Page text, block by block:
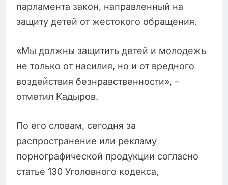
парламента закон, направленный на
защиту детей от жестокого обращения.
«Мы должны защитить детей и молодежь
не только от насилия, но и от вредного
воздействия безнравственности», –
отметил Кадыров.
По его словам, сегодня за
распространение или рекламу
порнографической продукции согласно
статье 130 Уголовного кодекса,